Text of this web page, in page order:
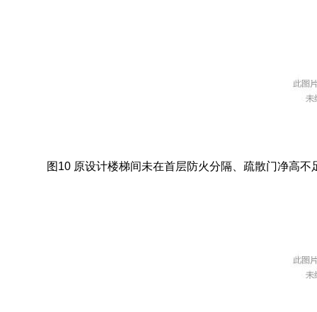
图10 原设计楼梯间未在首层防火分隔、疏散门净高不